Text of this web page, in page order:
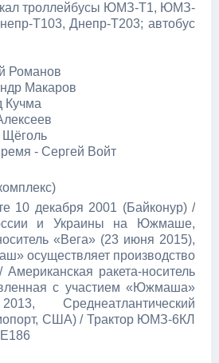
троллейбусы ЮМЗ-Т1, ЮМЗ-
Т103, Днепр-Т203; автобус
Романов
Макаров
Кучма
Щёголь
- Сергей Войт
10 декабря 2001 (Байконур) /
и Украины на Южмаше,
«Вега» (23 июня 2015),
осуществляет производство
ракета-носитель
с участием «Южмаша»
Среднеатлантический
США) / Трактор ЮМЗ-6КЛ